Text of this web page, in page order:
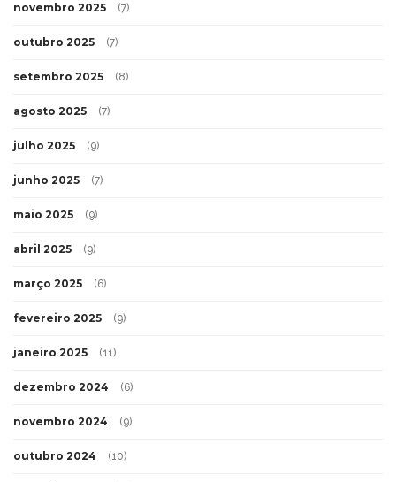
novembro 2025 (7)
outubro 2025 (7)
setembro 2025 (8)
agosto 2025 (7)
julho 2025 (9)
junho 2025 (7)
maio 2025 (9)
abril 2025 (9)
março 2025 (6)
fevereiro 2025 (9)
janeiro 2025 (11)
dezembro 2024 (6)
novembro 2024 (9)
outubro 2024 (10)